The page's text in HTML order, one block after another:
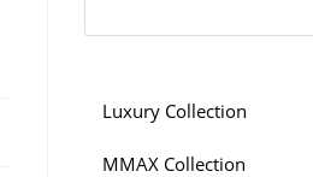
Luxury Collection
MMAX Collection